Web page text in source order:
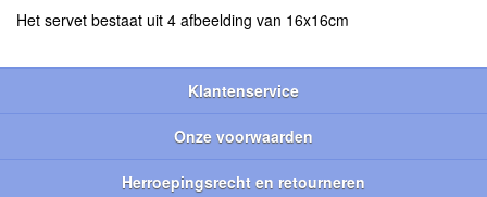
Het servet bestaat uit 4 afbeelding van 16x16cm
Klantenservice
Onze voorwaarden
Herroepingsrecht en retourneren